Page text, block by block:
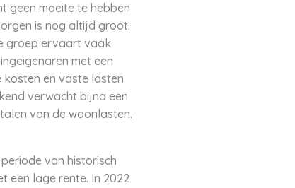
geen moeite te hebben
is nog altijd groot.
groep ervaart vaak
met een
en vaste lasten
verwacht bijna een
van de woonlasten.
van historisch
een lage rente. In 2022